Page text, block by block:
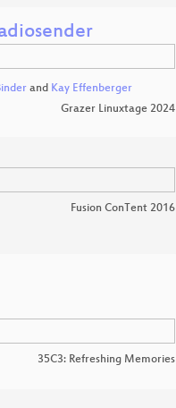
and Kay Effenberger
Grazer Linuxtage 2024
Fusion ConTent 2016
35C3: Refreshing Memories